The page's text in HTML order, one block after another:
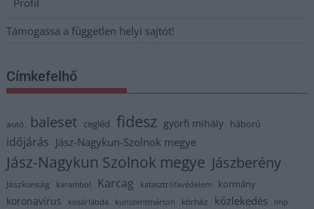
Profil
Támogassa a független helyi sajtót!
Címkefelhő
autó baleset cegléd fidesz györfi mihály háború
időjárás Jász-Nagykun-Szolnok megye
Jász-Nagykun Szolnok megye Jászberény
Jászkunság karambol Karcag katasztrófavédelem kormány
koronavírus kosárlabda kunszentmárton kórház közlekedés lmp